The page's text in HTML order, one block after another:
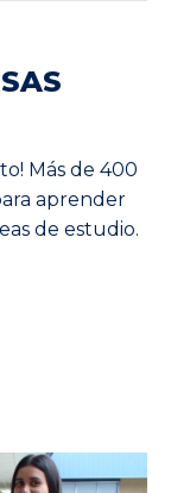
Más de 400
aprender
de estudio.